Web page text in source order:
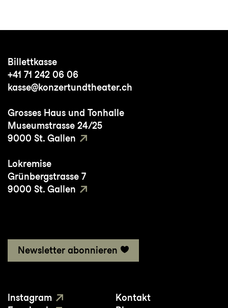
Rolle der Sloane spielte, THIS IS THE
GREATEST
SHOW Tour und FRANKENSTEIN JR.
Neben der Bühne ist sie Gesangs- und
Tanzpädagogin, sowie vollblut Mama ihres
3 jährigen
Debüt in St. Gallen als Pauline Einstein und
Marie
Curie.
Billettkasse
+41 71 242 06 06
kasse@konzertundtheater.ch
Grosses Haus und Tonhalle
Museumstrasse 24/25
9000 St. Gallen
Lokremise
Grünbergstrasse 7
9000 St. Gallen
Newsletter abonnieren
Instagram
Kontakt